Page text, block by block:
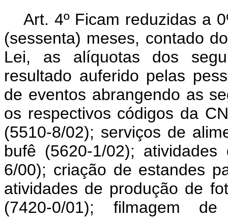
Art. 4º Ficam reduzidas a
(sessenta) meses, contado
Lei, as alíquotas dos
resultado auferido pelas
de eventos abrangendo as
os respectivos códigos da
(5510-8/02); serviços de
bufê (5620-1/02);
6/00); criação de estandes
atividades de produção de
(7420-0/01); filmagem